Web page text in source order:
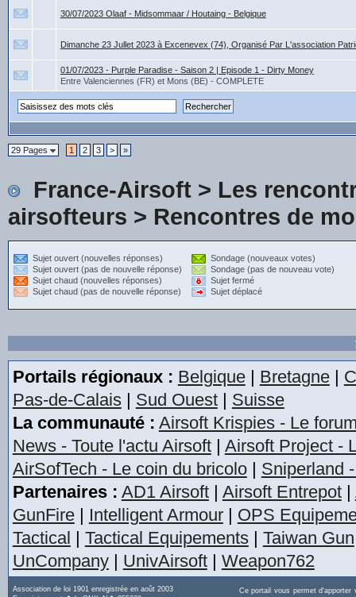
30/07/2023 Olaaf - Midsommaar / Houtaing - Belgique
Dimanche 23 Jullet 2023 à Excenevex (74), Organisé Par L'association
01/07/2023 - Purple Paradise - Saison 2 | Episode 1 - Dirty Money
Entre Valenciennes (FR) et Mons (BE) - COMPLETE
29 Pages 1 2 3 > »
France-Airsoft> Les
airsofteurs > Rencontres de
Sujet ouvert (nouvelles réponses)
Sujet ouvert (pas de nouvelle réponse)
Sujet chaud (nouvelles réponses)
Sujet chaud (pas de nouvelle réponse)
Sondage (nouveaux votes)
Sondage (pas de nouveau vote)
Sujet fermé
Sujet déplacé
Portails régionaux : Belgique| Bretagne|
Pas-de-Calais| Sud Ouest| Suisse
La communauté : Airsoft Krispies - Le
News - Toute l'actu Airsoft| Airsoft Project -
AirSofTech - Le coin du bricolo| Sniperland
Partenaires : AD1 Airsoft| Airsoft Entrepot|
GunFire| Intelligent Armour| OPS
Tactical | Tactical Equipements| Taiwan Gun
UnCompany| UnivAirsoft| Weapon762
Association de loi 1901 enregistrée en août 2003
Ce portail vous permet